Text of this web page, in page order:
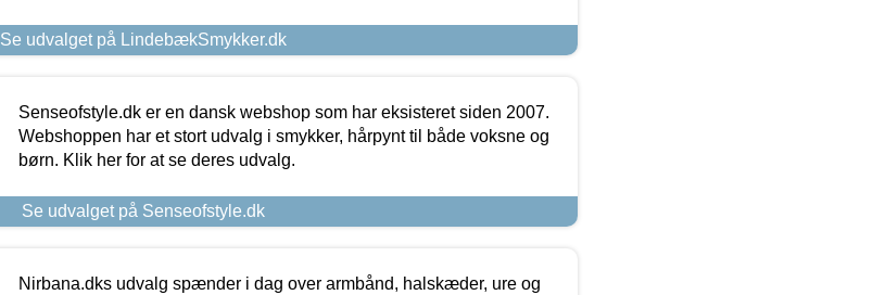
Se udvalget på LindebækSmykker.dk
Senseofstyle.dk er en dansk webshop som har eksisteret siden 2007.
Webshoppen har et stort udvalg i smykker, hårpynt til både voksne og
børn. Klik her for at se deres udvalg.
Se udvalget på Senseofstyle.dk
Nirbana.dks udvalg spænder i dag over armbånd, halskæder, ure og